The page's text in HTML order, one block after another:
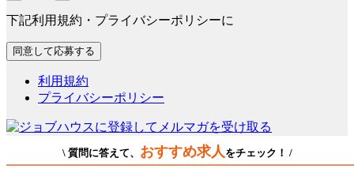
下記利用規約・プライバシーポリシーに
利用規約
プライバシーポリシー
\ 質問に答えて、 おすすめ求人をチェック！ /